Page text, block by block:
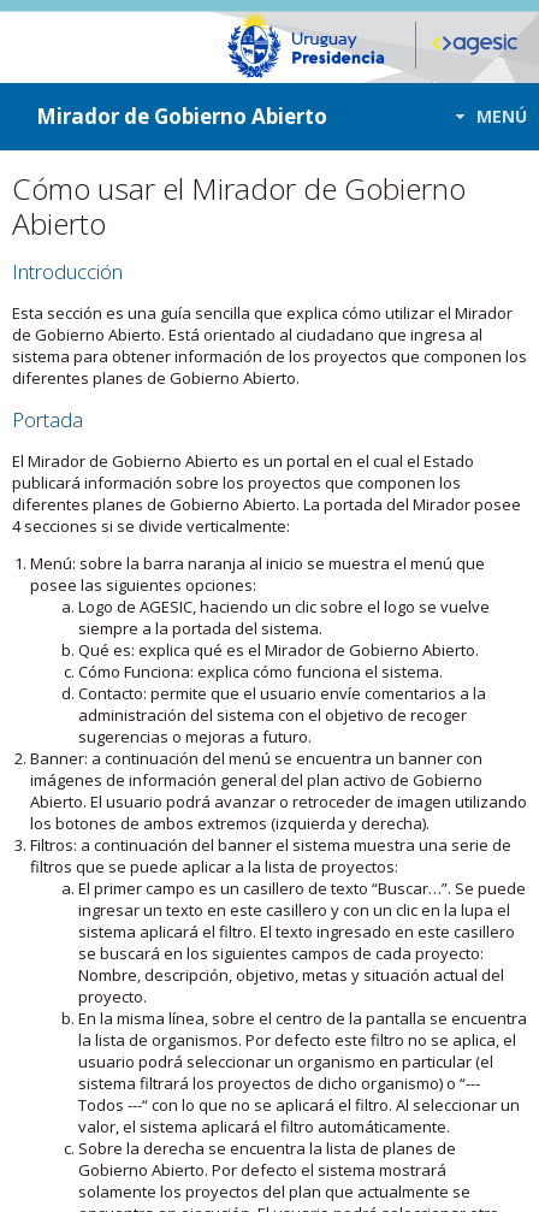
ir a contenido
ir al menú
Mirador de Gobierno Abierto MENÚ
Cómo usar el Mirador de Gobierno
Abierto
Introducción
Esta sección es una guía sencilla que explica cómo utilizar el Mirador
de Gobierno Abierto. Está orientado al ciudadano que ingresa al
sistema para obtener información de los proyectos que componen los
diferentes planes de Gobierno Abierto.
Portada
El Mirador de Gobierno Abierto es un portal en el cual el Estado
publicará información sobre los proyectos que componen los
diferentes planes de Gobierno Abierto. La portada del Mirador posee
4 secciones si se divide verticalmente:
Menú: sobre la barra naranja al inicio se muestra el menú que
posee las siguientes opciones:
Logo de AGESIC, haciendo un clic sobre el logo se vuelve
siempre a la portada del sistema.
Qué es: explica qué es el Mirador de Gobierno Abierto.
Cómo Funciona: explica cómo funciona el sistema.
Contacto: permite que el usuario envíe comentarios a la
administración del sistema con el objetivo de recoger
sugerencias o mejoras a futuro.
Banner: a continuación del menú se encuentra un banner con
imágenes de información general del plan activo de Gobierno
Abierto. El usuario podrá avanzar o retroceder de imagen utilizando
los botones de ambos extremos (izquierda y derecha).
Filtros: a continuación del banner el sistema muestra una serie de
filtros que se puede aplicar a la lista de proyectos:
El primer campo es un casillero de texto “Buscar…”. Se puede
ingresar un texto en este casillero y con un clic en la lupa el
sistema aplicará el filtro. El texto ingresado en este casillero
se buscará en los siguientes campos de cada proyecto:
Nombre, descripción, objetivo, metas y situación actual del
proyecto.
En la misma línea, sobre el centro de la pantalla se encuentra
la lista de organismos. Por defecto este filtro no se aplica, el
usuario podrá seleccionar un organismo en particular (el
sistema filtrará los proyectos de dicho organismo) o “---
Todos ---“ con lo que no se aplicará el filtro. Al seleccionar un
valor, el sistema aplicará el filtro automáticamente.
Sobre la derecha se encuentra la lista de planes de
Gobierno Abierto. Por defecto el sistema mostrará
solamente los proyectos del plan que actualmente se